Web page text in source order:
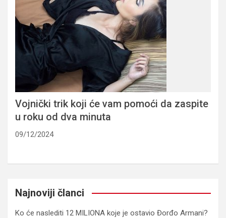
Vojnički trik koji će vam pomoći da zaspite
u roku od dva minuta
09/12/2024
Najnoviji članci
Ko će naslediti 12 MILIONA koje je ostavio Đorđo Armani?